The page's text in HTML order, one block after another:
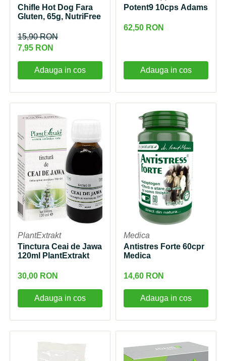
Chifle Hot Dog Fara
Gluten, 65g, NutriFree
15,90 RON
7,95 RON
Adauga in cos
Potent9 10cps Adams
62,50 RON
Adauga in cos
PlantExtrakt
Tinctura Ceai de Jawa
120ml PlantExtrakt
30,00 RON
Adauga in cos
Medica
Antistres Forte 60cpr
Medica
14,60 RON
Adauga in cos